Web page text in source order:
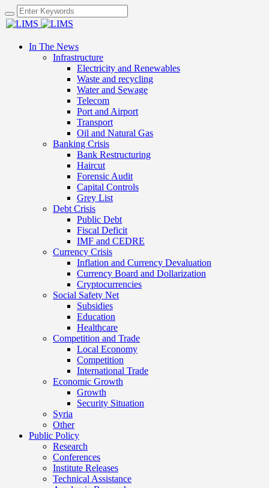
In The News
Infrastructure
Electricity and Renewables
Waste and recycling
Water and Sewage
Telecom
Port and Airport
Transport
Oil and Natural Gas
Banking Crisis
Bank Restructuring
Haircut
Forensic Audit
Capital Controls
Grey List
Debt Crisis
Public Debt
Fiscal Deficit
IMF and CEDRE
Currency Crisis
Inflation and Currency Devaluation
Currency Board and Dollarization
Cryptocurrencies
Social Safety Net
Subsidies
Education
Healthcare
Competition and Trade
Local Economy
Competition
International Trade
Economic Growth
Growth
Security Situation
Syria
Other
Public Policy
Research
Conferences
Institute Releases
Technical Assistance